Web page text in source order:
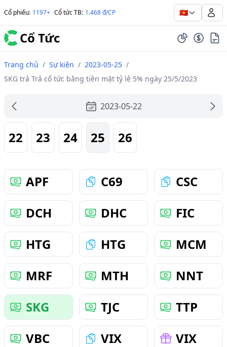
Cổ phiếu: 1197+ Cổ tức TB: 1.468 đ/CP 🇻🇳
Cổ Tức
Trang chủ / Sự kiện / 2023-05-25 /
SKG trả Trả cổ tức bằng tiền mặt tỷ lệ 5% ngày 25/5/2023
2023-05-22
22 23 24 25 26
APF C69
CSC
DCH
DHC
FIC
HTG
HTG
MCM
MRF
MTH
NNT
SKG
TJC
TTP
VBC
VIX
VIX